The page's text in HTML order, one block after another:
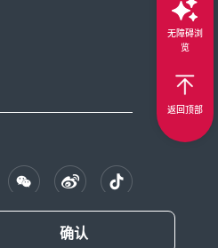
确认
无障碍浏
览
返回顶部